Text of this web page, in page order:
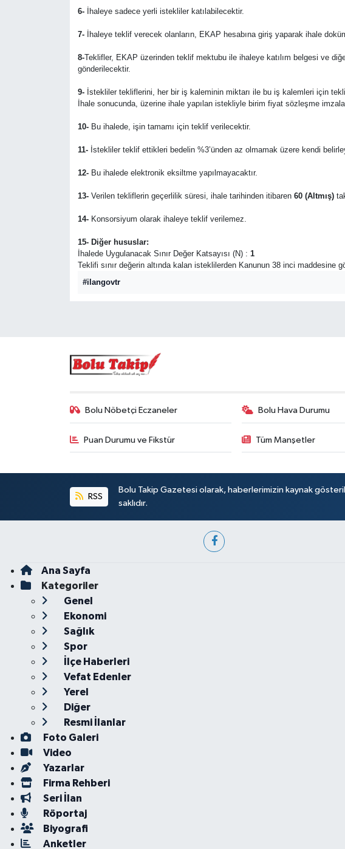
6-İhaleye sadece yerli istekliler katılabilecektir.
7-İhaleye teklif verecek olanların, EKAP hesabına giriş yaparak ihale
8-Teklifler, EKAP üzerinden teklif mektubu ile ihaleye katılım belgesi ve
gönderilecektir.
9-İstekliler tekliflerini, her bir iş kaleminin miktarı ile bu iş kalemleri için
İhale sonucunda, üzerine ihale yapılan istekliyle birim fiyat sözleşme
10-Bu ihalede, işin tamamı için teklif verilecektir.
11-İstekliler teklif ettikleri bedelin %3’ünden az olmamak üzere kendi
12-Bu ihalede elektronik eksiltme yapılmayacaktır.
13-Verilen tekliflerin geçerlilik süresi, ihale tarihinden itibaren 60 (Altmış)
14-Konsorsiyum olarak ihaleye teklif verilemez.
15- Diğer hususlar:
İhalede Uygulanacak Sınır Değer Katsayısı (N) : 1
Teklifi sınır değerin altında kalan isteklilerden Kanunun 38 inci maddesine
#ilangovtr
Bolu Nöbetçi Eczaneler Bolu Hava Durumu
Puan Durumu ve Fikstür Tüm Manşetler
RSS
Bolu Takip Gazetesi olarak, haberlerimizin kaynak
saklıdır.
Ana Sayfa
Kategoriler
Genel
Ekonomi
Sağlık
Spor
İlçe Haberleri
Vefat Edenler
Yerel
Diğer
Resmi İlanlar
Foto Galeri
Video
Yazarlar
Firma Rehberi
Seri İlan
Röportaj
Biyografi
Anketler